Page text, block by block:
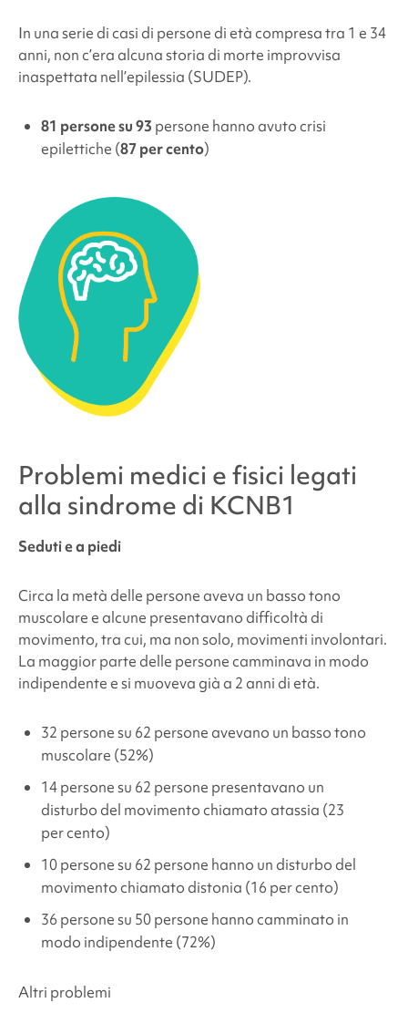
In una serie di casi di persone di età compresa tra 1 e 34
anni, non c’era alcuna storia di morte improvvisa
inaspettata nell’epilessia (SUDEP).
81 persone su 93 persone hanno avuto crisi
epilettiche (87 per cento)
Problemi medici e fisici legati
alla sindrome di KCNB1
Seduti e a piedi
Circa la metà delle persone aveva un basso tono
muscolare e alcune presentavano difficoltà di
movimento, tra cui, ma non solo, movimenti involontari.
La maggior parte delle persone camminava in modo
indipendente e si muoveva già a 2 anni di età.
32 persone su 62 persone avevano un basso tono
muscolare (52%)
14 persone su 62 persone presentavano un
disturbo del movimento chiamato atassia (23
per cento)
10 persone su 62 persone hanno un disturbo del
movimento chiamato distonia (16 per cento)
36 persone su 50persone hanno camminato in
modo indipendente (72%)
Altri problemi